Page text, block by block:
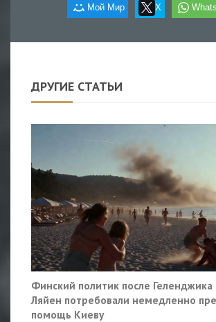
Мой Мир X
ДРУГИЕ СТАТЬИ
Финский политик после
Ляйен потребовали немедленно
помощь Киеву